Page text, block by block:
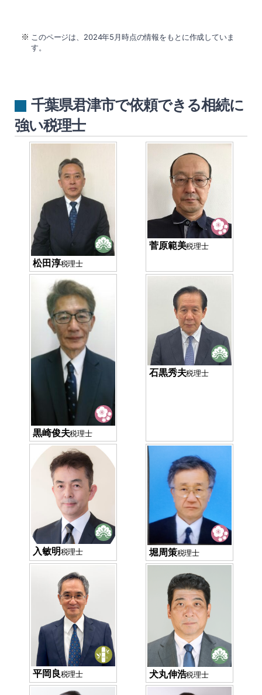
このページは、2024年5月時点の情報をもとに作成していま
す。
千葉県君津市で依頼できる相続に
強い税理士
松田淳税理士
菅原範美税理士
黒崎俊夫税理士
石黒秀夫税理士
入敏明税理士 堀周策税理士
平岡良税理士 犬丸伸浩税理士